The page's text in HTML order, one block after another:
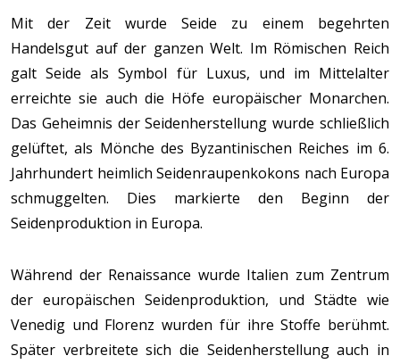
Mit der Zeit wurde Seide zu einem begehrten
Handelsgut auf der ganzen Welt. Im Römischen Reich
galt Seide als Symbol für Luxus, und im Mittelalter
erreichte sie auch die Höfe europäischer Monarchen.
Das Geheimnis der Seidenherstellung wurde schließlich
gelüftet, als Mönche des Byzantinischen Reiches im 6.
Jahrhundert heimlich Seidenraupenkokons nach Europa
schmuggelten. Dies markierte den Beginn der
Seidenproduktion in Europa.
Während der Renaissance wurde Italien zum Zentrum
der europäischen Seidenproduktion, und Städte wie
Venedig und Florenz wurden für ihre Stoffe berühmt.
Später verbreitete sich die Seidenherstellung auch in